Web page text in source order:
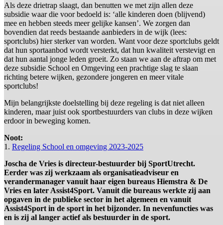
Als deze drietrap slaagt, dan benutten we met zijn allen deze
subsidie waar die voor bedoeld is: ‘alle kinderen doen (blijvend)
mee en hebben steeds meer gelijke kansen’. We zorgen dan
bovendien dat reeds bestaande aanbieders in de wijk (lees:
sportclubs) hier sterker van worden. Want voor deze sportclubs geldt
dat hun sportaanbod wordt versterkt, dat hun kwaliteit verstevigt en
dat hun aantal jonge leden groeit. Zo staan we aan de aftrap om met
deze subsidie School en Omgeving een prachtige slag te slaan
richting betere wijken, gezondere jongeren en meer vitale
sportclubs!
Mijn belangrijkste doelstelling bij deze regeling is dat niet alleen
kinderen, maar juist ook sportbestuurders van clubs in deze wijken
erdoor in beweging komen.
Noot:
1. Regeling School en omgeving 2023-2025
Joscha de Vries is directeur-bestuurder bij SportUtrecht.
Eerder was zij werkzaam als organisatieadviseur en
verandermanager vanuit haar eigen bureaus Hiemstra & De
Vries en later Assist4Sport. Vanuit die bureaus werkte zij aan
opgaven in de publieke sector in het algemeen en vanuit
Assist4Sport in de sport in het bijzonder. In nevenfuncties was
en is zij al langer actief als bestuurder in de sport.